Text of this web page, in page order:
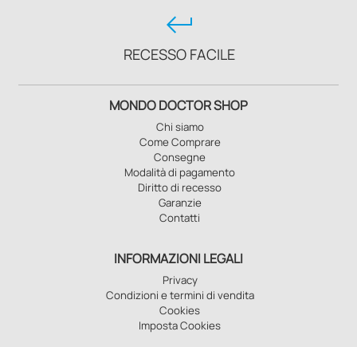
keyboard_return
RECESSO FACILE
MONDO DOCTOR SHOP
Chi siamo
Come Comprare
Consegne
Modalità di pagamento
Diritto di recesso
Garanzie
Contatti
INFORMAZIONI LEGALI
Privacy
Condizioni e termini di vendita
Cookies
Imposta Cookies